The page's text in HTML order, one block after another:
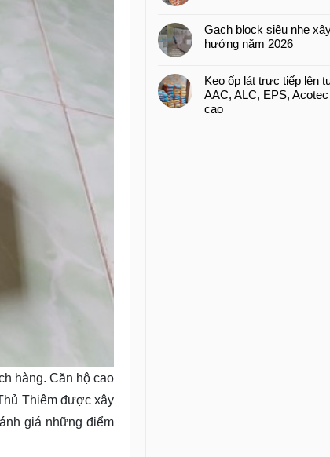
hàng. Căn hộ cao
Thiêm được xây
giá những điểm
Gạch block siêu nhẹ
hướng năm 2026
Keo ốp lát trực tiếp lên
AAC, ALC, EPS,
cao